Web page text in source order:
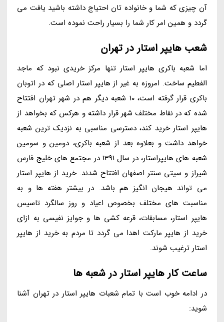
آن چیزی که شما و خانواده تان احتیاج داشته باشید یافت می
گردد و همین امر کار شما را بسیار راحت نموده است.
شعب هایپر استار در تهران
اما شعبه باکری هایپر استار تنها مرکز خریدی نبود که ماجد
الفطیم ساخت. امروزه به غیر از هایپر استار اصلی که در اتوبان
باکری قرار گرفته است، 10 شعبه دیگر هم در شهر تهران افتتاح
شده که در نقاط مختلف شهر قرار داشته و هرکس که بخواهد از
هایپر استار خرید کند، دسترسی مناسبی به نزدیک ترین شعبه
خواهد داشت و بعلاوه بعد از شعبه باکری، دومین و سومین
شعبه های هایپراستار، در سال 1391 در مجتمع های خلیج فارس
شیراز و سیتی سنتر اصفهان افتتاح شدند. خرید از هایپر استار
می تواند هیجان انگیز هم باشد. در بیشتر هفته ها و به
مناسبت های مختلف بخصوص اعیاد و روز سالگرد تاسیس
هایپر استار، مسابقات، قرعه کشی ها و جوایز نفیسی به ازای
خرید از هایپر مارکت اهدا می گردد تا مردم به خرید از هایپر
استار ترغیب شوند.
ساعت کار هایپر استار در شعبه ها
در ادامه خوب است با تمام شعبات هایپر استار در تهران آشنا
شوید: